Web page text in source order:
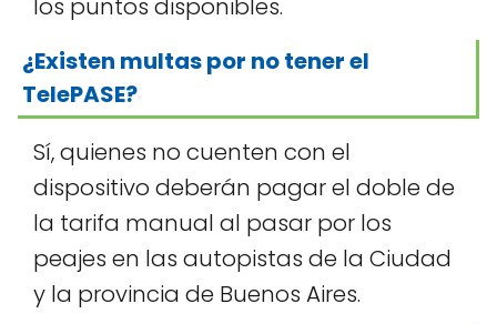
los puntos disponibles.
¿Existen multas por no tener el
TelePASE?
Sí, quienes no cuenten con el
dispositivo deberán pagar el doble de
la tarifa manual al pasar por los
peajes en las autopistas de la Ciudad
y la provincia de Buenos Aires.